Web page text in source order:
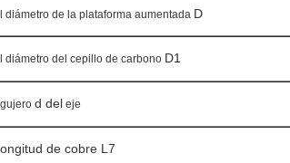
diámetro de la plataforma aumentada D
diámetro del cepillo de carbono D1
d del eje
de cobre L7